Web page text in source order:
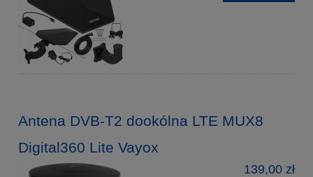
Antena DVB-T2 dookólna LTE MUX8
Digital360 Lite Vayox
139,00 zł